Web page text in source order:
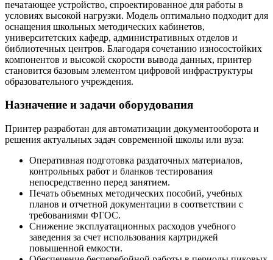
печатающее устройство, спроектированное для работы в
условиях высокой нагрузки. Модель оптимально подходит для
оснащения школьных методических кабинетов,
университетских кафедр, административных отделов и
библиотечных центров. Благодаря сочетанию износостойких
компонентов и высокой скорости вывода данных, принтер
становится базовым элементом цифровой инфраструктуры
образовательного учреждения.
Назначение и задачи оборудования
Принтер разработан для автоматизации документооборота и
решения актуальных задач современной школы или вуза:
Оперативная подготовка раздаточных материалов,
контрольных работ и бланков тестирования
непосредственно перед занятием.
Печать объемных методических пособий, учебных
планов и отчетной документации в соответствии с
требованиями ФГОС.
Снижение эксплуатационных расходов учебного
заведения за счет использования картриджей
повышенной емкости.